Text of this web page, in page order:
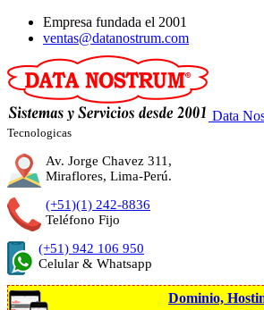
Empresa fundada el 2001
ventas@datanostrum.com
Data
Tecnologicas
Av. Jorge Chavez 311,
Miraflores, Lima-Perú.
(+51)(1) 242-8836
Teléfono Fijo
(+51) 942 106 950
Celular & Whatsapp
Dominio,